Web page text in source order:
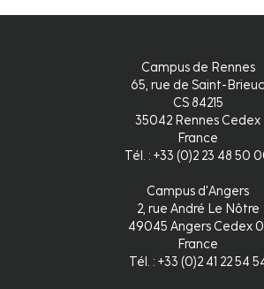
Campus de Rennes
65, rue de Saint-Brieuc
CS 84215
35042 Rennes Cedex
France
Tél. : +33 (0)2 23 48 50
Campus d'Angers
2, rue André Le Nôtre
49045 Angers Cedex
France
Tél. : +33 (0)2 41 22 54